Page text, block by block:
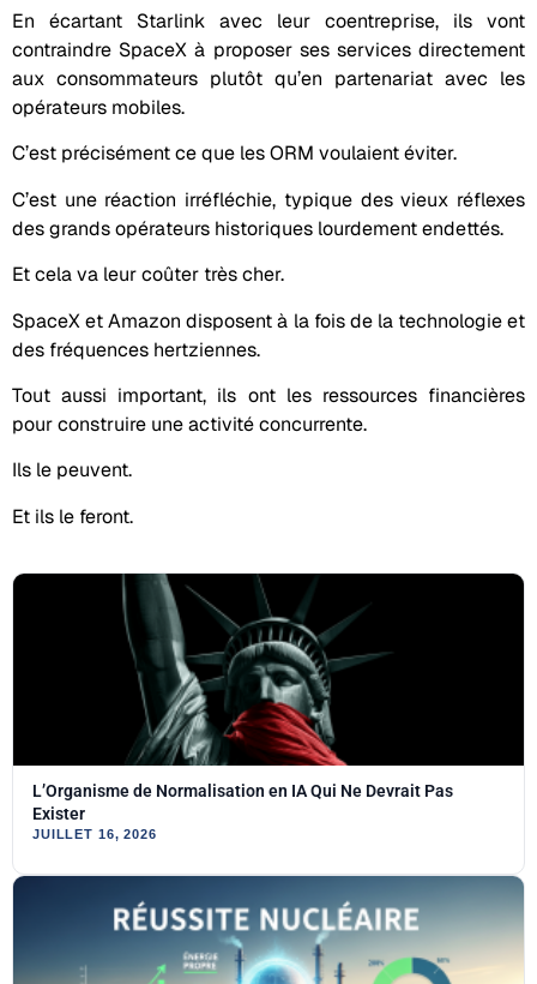
En écartant Starlink avec leur coentreprise, ils vont
contraindre SpaceX à proposer ses services directement
aux consommateurs plutôt qu’en partenariat avec les
opérateurs mobiles.
C’est précisément ce que les ORM voulaient éviter.
C’est une réaction irréfléchie, typique des vieux réflexes
des grands opérateurs historiques lourdement endettés.
Et cela va leur coûter très cher.
SpaceX et Amazon disposent à la fois de la technologie et
des fréquences hertziennes.
Tout aussi important, ils ont les ressources financières
pour construire une activité concurrente.
Ils le peuvent.
Et ils le feront.
L’Organisme de Normalisation en IA Qui Ne Devrait Pas
Exister
JUILLET 16, 2026